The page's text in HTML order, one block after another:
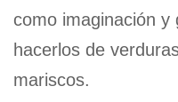
como imaginación y
hacerlos de
mariscos.